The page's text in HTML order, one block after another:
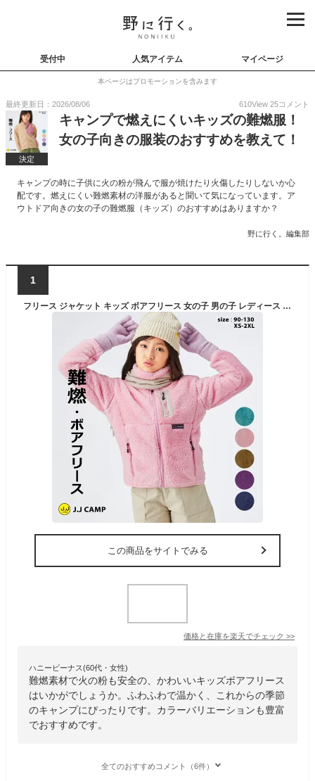
受付中 人気アイテム マイページ
本ページはプロモーションを含みます
最終更新日：2026/08/06 610View 25コメント
決定
キャンプで燃えにくいキッズの難燃服！
女の子向きの服装のおすすめを教えて！
キャンプの時に子供に火の粉が飛んで服が焼けたり火傷したりしないか心
配です。燃えにくい難燃素材の洋服があると聞いて気になっています。ア
ウトドア向きの女の子の難燃服（キッズ）のおすすめはありますか？
野に行く。編集部
1
フリース ジャケット キッズ ボアフリース 女の子 男の子 レディース メンズ 難燃 ふわふわ 90cm 100cm 110cm 120cm 130cm XS S M L XL 2XL 子供服 お揃い 親子コーデ 無地 キャンプ アウトドア 防寒 JJCAMP
この商品をサイトでみる
価格と在庫を楽天でチェック >>
ハニービーナス(60代・女性)
難燃素材で火の粉も安全の、かわいいキッズボアフリース
はいかがでしょうか。ふわふわで温かく、これからの季節
のキャンプにぴったりです。カラーバリエーションも豊富
でおすすめです。
全てのおすすめコメント（6件）